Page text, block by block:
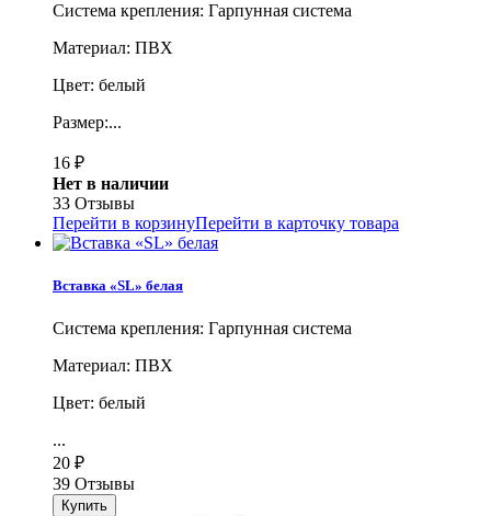
Система крепления: Гарпунная система
Материал: ПВХ
Цвет: белый
Размер:...
16 ₽
Нет в наличии
33 Отзывы
Перейти в корзинуПерейти в карточку товара
Вставка «SL» белая
Система крепления: Гарпунная система
Материал: ПВХ
Цвет: белый
...
20 ₽
39 Отзывы